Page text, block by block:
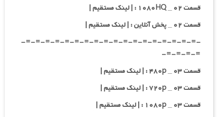
قسمت ۰۲ _ ۱۰۸۰HQ : | لینک مستقیم |
قسمت ۰۲ _ پخش آنلاین : | لینک مستقیم |
-=-=-=-=-=-=-=-=-=-=-=-=-=-=-=-=-=-=-
=-=-=-=-
قسمت ۰۳ _ ۴۸۰p : | لینک مستقیم |
قسمت ۰۳ _ ۷۲۰p : | لینک مستقیم |
قسمت ۰۳ _ ۱۰۸۰p : | لینک مستقیم |